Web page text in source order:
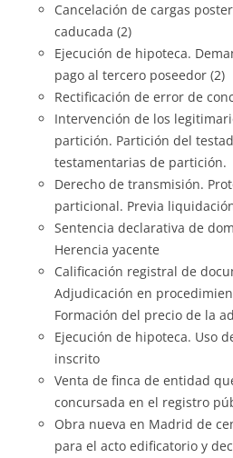
Cancelación de cargas
caducada (2)
Ejecución de hipoteca.
pago al tercero poseedor (2)
Rectificación de error de
Intervención de los
partición. Partición del
testamentarias de partición.
Derecho de transmisión.
particional. Previa
Sentencia declarativa de
Herencia yacente
Calificación registral de
Adjudicación en
Formación del precio de la
Ejecución de hipoteca. Uso
inscrito
Venta de finca de entidad
concursada en el registro
Obra nueva en Madrid de
para el acto edificatorio y